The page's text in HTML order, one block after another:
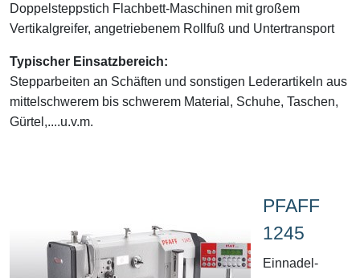
Doppelsteppstich Flachbett-Maschinen mit großem
Vertikalgreifer, angetriebenem Rollfuß und Untertransport
Typischer Einsatzbereich:
Stepparbeiten an Schäften und sonstigen Lederartikeln aus
mittelschwerem bis schwerem Material, Schuhe, Taschen,
Gürtel,....u.v.m.
PFAFF
1245
Einnadel-